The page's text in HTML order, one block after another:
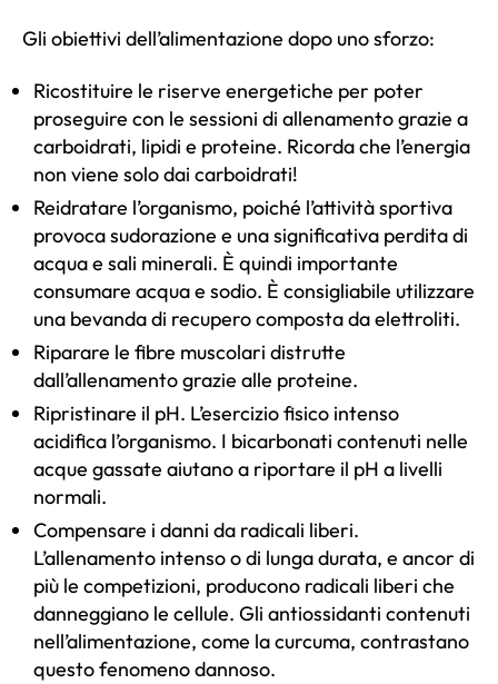
Gli obiettivi dell’alimentazione dopo uno sforzo:
Ricostituire le riserve energetiche per poter
proseguire con le sessioni di allenamento grazie a
carboidrati, lipidi e proteine. Ricorda che l’energia
non viene solo dai carboidrati!
Reidratare l’organismo, poiché l’attività sportiva
provoca sudorazione e una significativa perdita di
acqua e sali minerali. È quindi importante
consumare acqua e sodio. È consigliabile utilizzare
una bevanda di recupero composta da elettroliti.
Riparare le fibre muscolari distrutte
dall’allenamento grazie alle proteine.
Ripristinare il pH. L’esercizio fisico intenso
acidifica l’organismo. I bicarbonati contenuti nelle
acque gassate aiutano a riportare il pH a livelli
normali.
Compensare i danni da radicali liberi.
L’allenamento intenso o di lunga durata, e ancor di
più le competizioni, producono radicali liberi che
danneggiano le cellule. Gli antiossidanti contenuti
nell’alimentazione, come la curcuma, contrastano
questo fenomeno dannoso.